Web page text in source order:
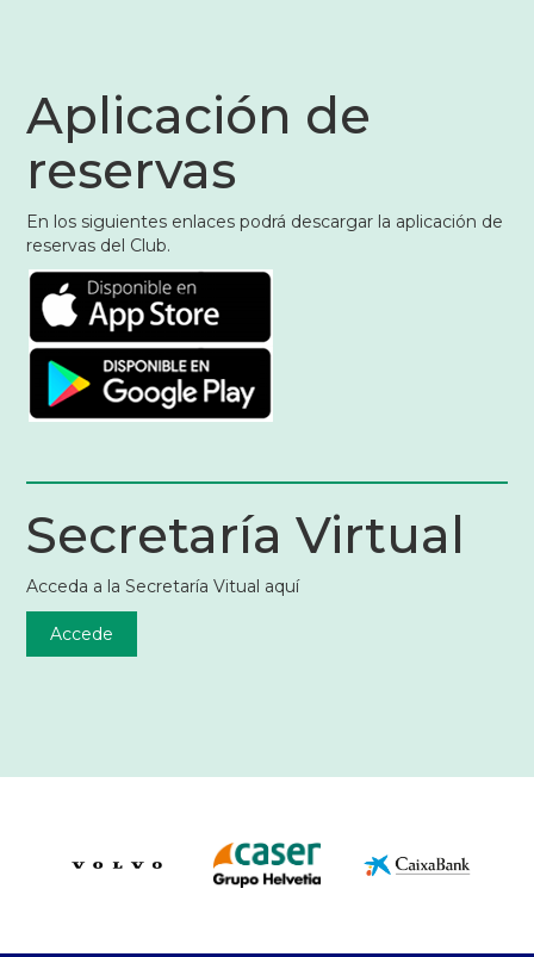
Aplicación de
reservas
En los siguientes enlaces podrá descargar la aplicación de
reservas del Club.
Secretaría Virtual
Acceda a la Secretaría Vitual aquí
Accede